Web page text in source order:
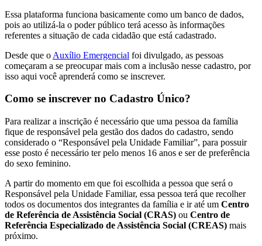
Essa plataforma funciona basicamente como um banco de dados,
pois ao utilizá-la o poder público terá acesso às informações
referentes a situação de cada cidadão que está cadastrado.
Desde que o Auxílio Emergencial foi divulgado, as pessoas
começaram a se preocupar mais com a inclusão nesse cadastro, por
isso aqui você aprenderá como se inscrever.
Como se inscrever no Cadastro Único?
Para realizar a inscrição é necessário que uma pessoa da família
fique de responsável pela gestão dos dados do cadastro, sendo
considerado o “Responsável pela Unidade Familiar”, para possuir
esse posto é necessário ter pelo menos 16 anos e ser de preferência
do sexo feminino.
A partir do momento em que foi escolhida a pessoa que será o
Responsável pela Unidade Familiar, essa pessoa terá que recolher
todos os documentos dos integrantes da família e ir até um Centro
de Referência de Assistência Social (CRAS) ou Centro de
Referência Especializado de Assistência Social (CREAS) mais
próximo.